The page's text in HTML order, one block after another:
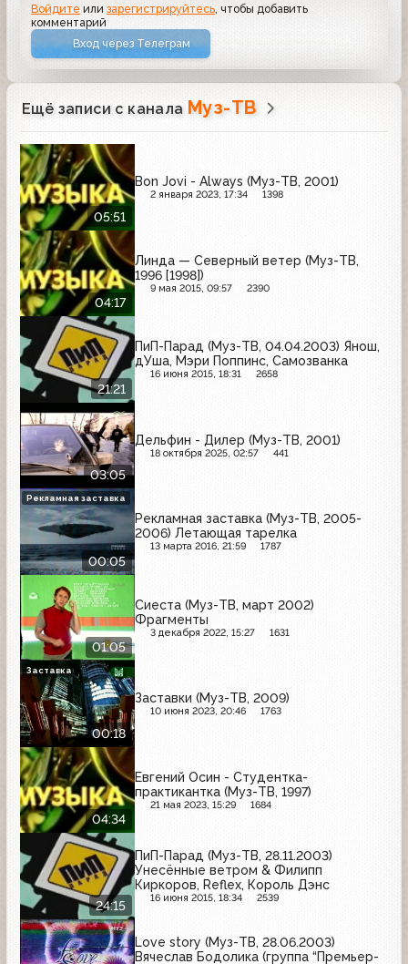
Войдите илизарегистрируйтесь , чтобы добавить
комментарий
Вход через Телеграм
Ещё записи с канала Муз-ТВ
05:51
Bon Jovi - Always (Муз-ТВ, 2001)
2 января 2023, 17:34 1398
04:17
Линда — Северный ветер (Муз-ТВ,
1996 [1998])
9 мая 2015, 09:57 2390
21:21
ПиП-Парад (Муз-ТВ, 04.04.2003) Янош,
дУша, Мэри Поппинс, Самозванка
16 июня 2015, 18:31 2658
03:05
Дельфин - Дилер (Муз-ТВ, 2001)
18 октября 2025, 02:57 441
00:05
Рекламная заставка (Муз-ТВ, 2005-
2006) Летающая тарелка
13 марта 2016, 21:59 1787
Рекламная заставка
01:05
Сиеста (Муз-ТВ, март 2002)
Фрагменты
3 декабря 2022, 15:27 1631
00:18
Заставки (Муз-ТВ, 2009)
10 июня 2023, 20:46 1763
Заставка
04:34
Евгений Осин - Студентка-
практикантка (Муз-ТВ, 1997)
21 мая 2023, 15:29 1684
24:15
ПиП-Парад (Муз-ТВ, 28.11.2003)
Унесённые ветром & Филипп
Киркоров, Reflex, Король Дэнс
16 июня 2015, 18:34 2539
Love story (Муз-ТВ, 28.06.2003)
Вячеслав Бодолика (группа “Премьер-